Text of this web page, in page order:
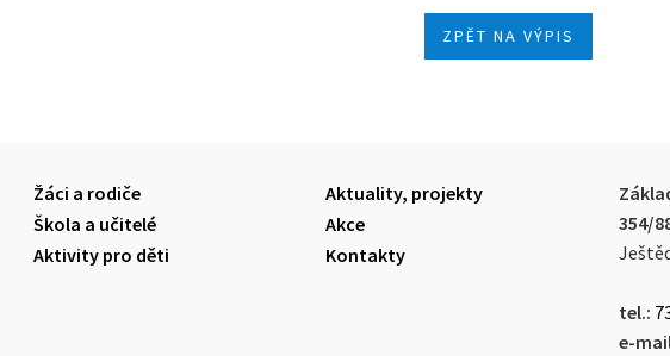
ZPĚT NA VÝPIS
Žáci a rodiče
Škola a učitelé
Aktivity pro děti
Aktuality, projekty
Akce
Kontakty
354/
tel.:
e-